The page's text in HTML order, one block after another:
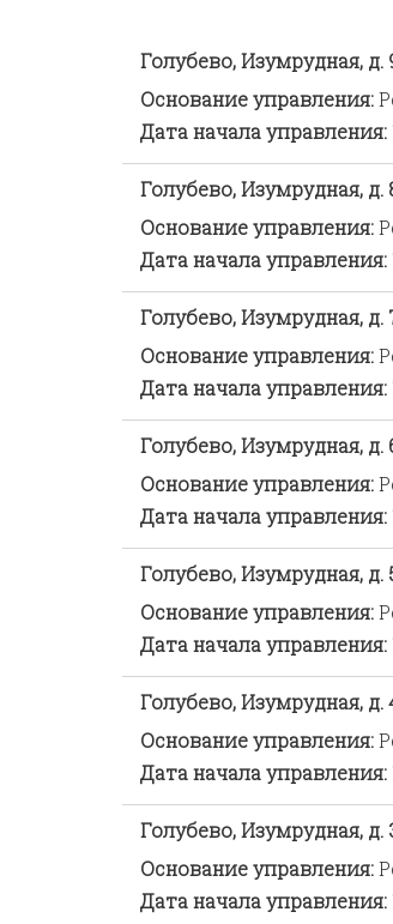
Голубево, Изумрудная, д.
Основание управления:
Дата начала управления:
Голубево, Изумрудная, д.
Основание управления:
Дата начала управления:
Голубево, Изумрудная, д.
Основание управления:
Дата начала управления:
Голубево, Изумрудная, д.
Основание управления:
Дата начала управления:
Голубево, Изумрудная, д.
Основание управления:
Дата начала управления:
Голубево, Изумрудная, д.
Основание управления:
Дата начала управления:
Голубево, Изумрудная, д.
Основание управления:
Дата начала управления: